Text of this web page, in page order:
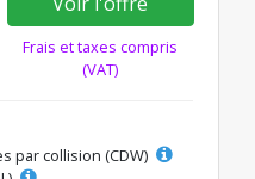
Frais et taxes compris
(VAT)
par collision (CDW)